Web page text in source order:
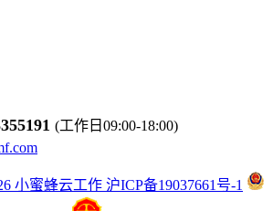
(工作日09:00-18:00)
小蜜蜂云工作 沪ICP备19037661号-1